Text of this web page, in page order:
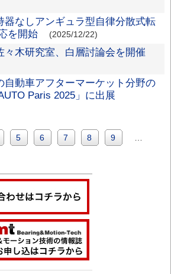
器なしアンギュラ型自律分散式転
を開始
(2025/12/22)
々木研究室、白層討論会を開催
自動車アフターマーケット分野の
Paris 2025」に出展
Page
5 Page
6 Page
7 Page
8 Page
9